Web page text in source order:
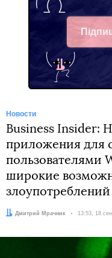
Новости
Business Insider:
приложения для
пользователями
широкие
злоупотреблений
Автор:
Дмитрий Мрачник Дата:
13:53, 18